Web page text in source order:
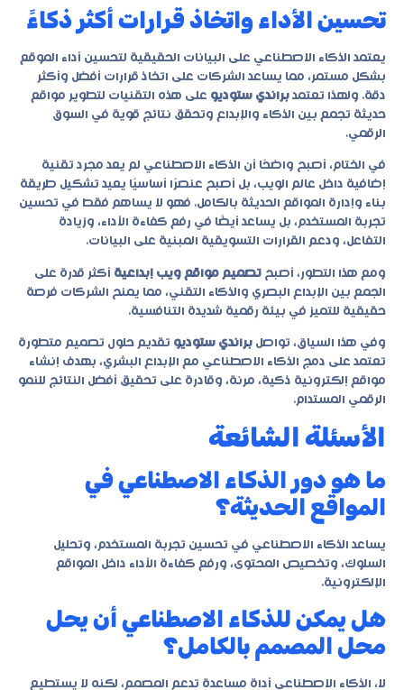
تحسين الأداء واتخاذ قرارات أكثر ذكاءً
يعتمد الذكاء الاصطناعي على البيانات الحقيقية لتحسين أداء الموقع
بشكل مستمر، مما يساعد الشركات على اتخاذ قرارات أفضل وأكثر
دقة. ولهذا تعتمد براندي ستوديو على هذه التقنيات لتطوير مواقع
حديثة تجمع بين الذكاء والإبداع وتحقق نتائج قوية في السوق
الرقمي.
في الختام، أصبح واضحًا أن الذكاء الاصطناعي لم يعد مجرد تقنية
إضافية داخل عالم الويب، بل أصبح عنصرًا أساسيًا يعيد تشكيل طريقة
بناء وإدارة المواقع الحديثة بالكامل. فهو لا يساهم فقط في تحسين
تجربة المستخدم، بل يساعد أيضًا في رفع كفاءة الأداء، وزيادة
التفاعل، ودعم القرارات التسويقية المبنية على البيانات.
ومع هذا التطور، أصبح تصميم مواقع ويب إبداعية أكثر قدرة على
الجمع بين الإبداع البصري والذكاء التقني، مما يمنح الشركات فرصة
حقيقية للتميز في بيئة رقمية شديدة التنافسية.
وفي هذا السياق، تواصل براندي ستوديو تقديم حلول تصميم متطورة
تعتمد على دمج الذكاء الاصطناعي مع الإبداع البشري، بهدف إنشاء
مواقع إلكترونية ذكية، مرنة، وقادرة على تحقيق أفضل النتائج للنمو
الرقمي المستدام.
الأسئلة الشائعة
ما هو دور الذكاء الاصطناعي في
المواقع الحديثة؟
يساعد الذكاء الاصطناعي في تحسين تجربة المستخدم، وتحليل
السلوك، وتخصيص المحتوى، ورفع كفاءة الأداء داخل المواقع
الإلكترونية.
هل يمكن للذكاء الاصطناعي أن يحل
محل المصمم بالكامل؟
لا، الذكاء الاصطناعي أداة مساعدة تدعم المصمم، لكنه لا يستطيع